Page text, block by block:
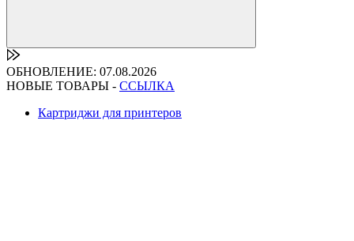
ОБНОВЛЕНИЕ: 07.08.2026
НОВЫЕ ТОВАРЫ - ССЫЛКА
Картриджи для принтеров